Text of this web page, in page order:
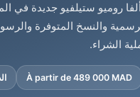
روميو ستيلفيو جديدة في
والنسخ المتوفرة
الشراء.
À partir de 489 000 MAD